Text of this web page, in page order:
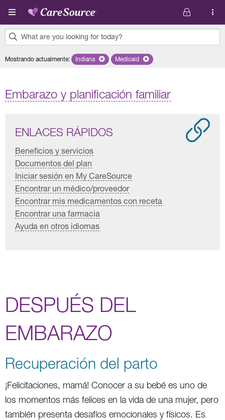
Pasar al contenido principal
What are you looking for today?
results
Mostrando actualmente: Remove selected state 'Indiana'
Indiana Remove selected plan 'Medicaid'
Medicaid
Embarazo y planificación familiar
ENLACES RÁPIDOS
Beneficios y servicios
Documentos del plan
Iniciar sesión en My CareSource
Encontrar un médico/proveedor
Encontrar mis medicamentos con receta
Encontrar una farmacia
Ayuda en otros idiomas
DESPUÉS DEL
EMBARAZO
Recuperación del parto
¡Felicitaciones, mamá! Conocer a su bebé es uno de
los momentos más felices en la vida de una mujer, pero
también presenta desafíos emocionales y físicos. Es